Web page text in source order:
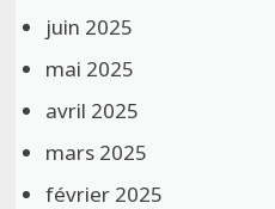
juin 2025
mai 2025
avril 2025
mars 2025
février 2025